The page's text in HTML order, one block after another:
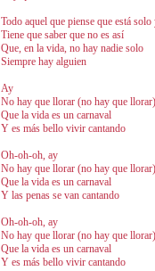
Todo aquel que piense que está solo
Tiene que saber que no es así
Que, en la vida, no hay nadie solo
Siempre hay alguien
Ay
No hay que llorar (no hay que llorar)
Que la vida es un carnaval
Y es más bello vivir cantando
Oh-oh-oh, ay
No hay que llorar (no hay que llorar)
Que la vida es un carnaval
Y las penas se van cantando
Oh-oh-oh, ay
No hay que llorar (no hay que llorar)
Que la vida es un carnaval
Y es más bello vivir cantando